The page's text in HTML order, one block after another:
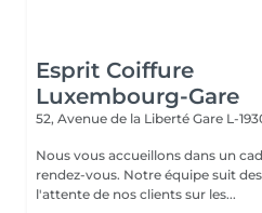
Esprit Coiffure
Luxembourg-Gare
52, Avenue de la Liberté Gare L-
Nous vous accueillons dans un
rendez-vous. Notre équipe suit
l'attente de nos clients sur les...